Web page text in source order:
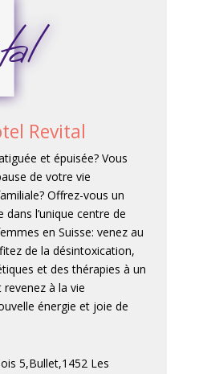
Revital
et épuisée? Vous
de votre vie
Offrez-vous un
l’unique centre de
en Suisse: venez au
de la désintoxication,
et des thérapies à un
à la vie
énergie et joie de
5,Bullet,1452 Les